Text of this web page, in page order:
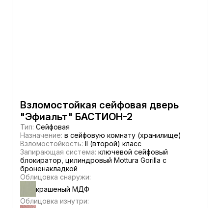
Взломостойкая сейфовая дверь
"Эфиальт" БАСТИОН-2
Тип: Сейфовая
Назначение: в сейфовую комнату (хранилище)
Взломостойкость: II (второй) класс
Запирающая система: ключевой сейфовый
блокиратор, цилиндровый Mottura Gorilla с
броненакладкой
Облицовка снаружи:
крашеный МДФ
Облицовка изнутри: